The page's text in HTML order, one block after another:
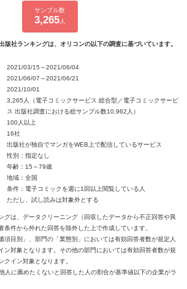
サンプル数
3,265人
版社ランキングは、オリコンの以下の調査に基づいています。
2021/03/15～2021/06/04
2021/06/07～2021/06/21
2021/10/01
3,265人（電子コミックサービス 総合型／電子コミックサービ
ス 出版社調査における総サンプル数10,962人）
100人以上
16社
出版社が独自でマンガをWEB上で配信しているサービス
性別：指定なし
年齢：15～79歳
地域：全国
条件：電子コミックを週に1回以上閲覧している人
ただし、試し読みは対象外とする
グは、データクリーニング（回収したデータから不正回答や異
条件から外れた回答を除外した上で作成しています。
目別」、部門の「業態別」においては有効回答者数が規定人
ン対象となります。その他の部門においては有効回答者数が規
クイン対象となります。
に薦めたくないと回答した人の割合が基準値以下の企業がラ